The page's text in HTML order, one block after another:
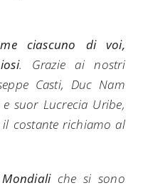
ciascuno di voi,
. Grazie ai nostri
Casti, Duc Nam
suor Lucrecia Uribe,
costante richiamo al
che si sono